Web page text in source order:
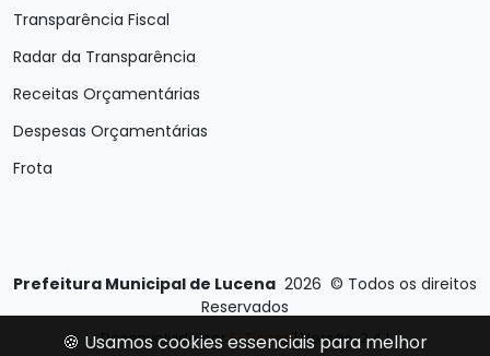
Transparência Fiscal
Radar da Transparência
Receitas Orçamentárias
Despesas Orçamentárias
Frota
Prefeitura Municipal de Lucena 2026 © Todos os direitos
Reservados
Desenvolvido porE-Ticons| Versão: 2.4.1
🍪 Usamos cookies essenciais para melhor